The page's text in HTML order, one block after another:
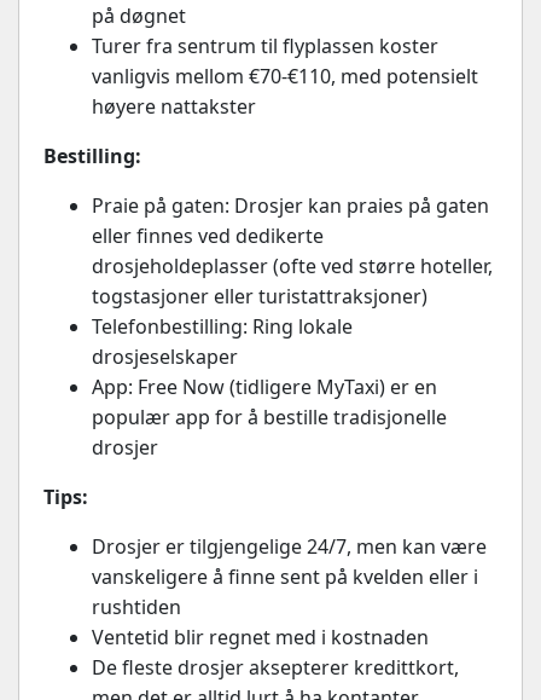
på døgnet
Turer fra sentrum til flyplassen koster
vanligvis mellom €70-€110, med potensielt
høyere nattakster
Bestilling:
Praie på gaten: Drosjer kan praies på gaten
eller finnes ved dedikerte
drosjeholdeplasser (ofte ved større hoteller,
togstasjoner eller turistattraksjoner)
Telefonbestilling: Ring lokale
drosjeselskaper
App: Free Now (tidligere MyTaxi) er en
populær app for å bestille tradisjonelle
drosjer
Tips:
Drosjer er tilgjengelige 24/7, men kan være
vanskeligere å finne sent på kvelden eller i
rushtiden
Ventetid blir regnet med i kostnaden
De fleste drosjer aksepterer kredittkort,